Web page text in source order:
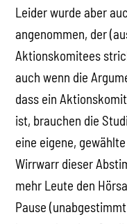
Leider wurde aber
angenommen, der
Aktionskomitees
auch wenn die
dass ein
ist, brauchen die
eine eigene,
Wirrwarr dieser
mehr Leute den
Pause